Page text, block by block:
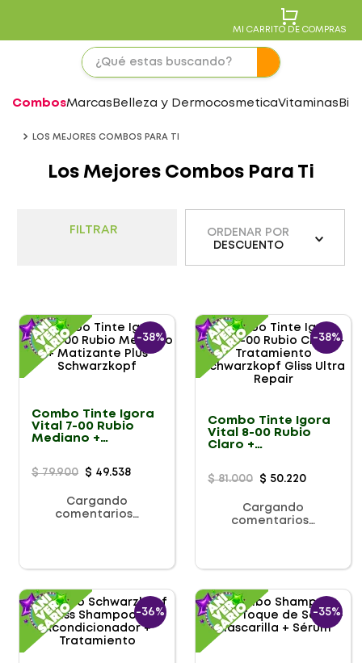
MI CARRITO DE COMPRAS
CombosMarcas Belleza y DermocosmeticaVitaminas
LOS MEJORES COMBOS PARA TI
Los Mejores Combos Para Ti
FILTRAR
ORDENAR POR
DESCUENTO
-38%
Combo Tinte Igora
Vital 7-00 Rubio
Mediano +
$ 79.900 $ 49.538
Cargando
comentarios…
-38%
Combo Tinte Igora
Vital 8-00 Rubio
Claro +
Ultra Repair
$ 81.000 $ 50.220
Cargando
comentarios…
-36% -35%